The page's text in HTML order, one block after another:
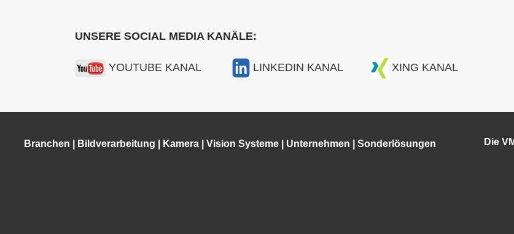
UNSERE SOCIAL MEDIA KANÄLE:
YOUTUBE KANAL LINKEDIN KANAL XING KANAL
Branchen Bildverarbeitung Kamera| Vision Systeme| Unternehmen Sonderlösungen
Die